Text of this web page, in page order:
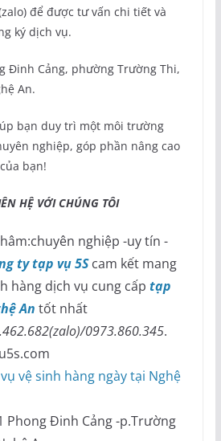
để được tư vấn chi tiết và
ký dịch vụ.
Đinh Cảng, phường Trường Thi,
An.
bạn duy trì một môi trường
nghiệp, góp phần nâng cao
bạn!
HỆ VỚI CHÚNG TÔI
nghiệp -uy tín -
ty tạp vụ 5Scam kết mang
hàng dịch vụ cung cấp tạp
An tốt nhất
0973.860.345.
vệsinh hàng ngày tại Nghệ
Phong Đinh Cảng -p.Trường